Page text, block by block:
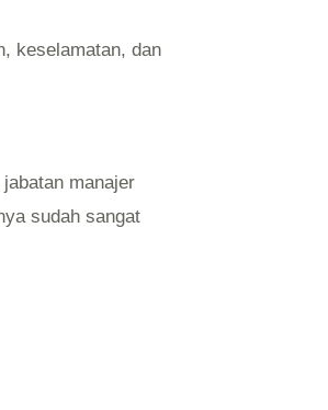
keselamatan, dan
manajer
sudah sangat